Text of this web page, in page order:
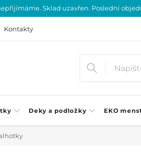
Sklad uzavřen. Poslední
Kontakty
Deky a podložky EKO